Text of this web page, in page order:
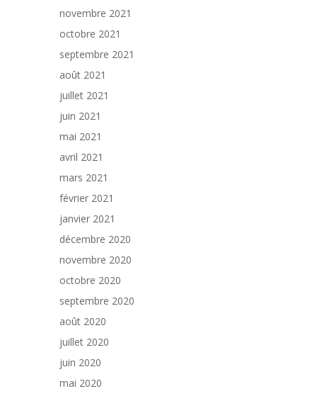
novembre 2021
octobre 2021
septembre 2021
août 2021
juillet 2021
juin 2021
mai 2021
avril 2021
mars 2021
février 2021
janvier 2021
décembre 2020
novembre 2020
octobre 2020
septembre 2020
août 2020
juillet 2020
juin 2020
mai 2020